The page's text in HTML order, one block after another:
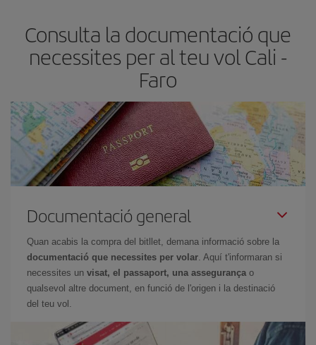
Consulta la documentació que
necessites per al teu vol Cali -
Faro
Documentació general
Quan acabis la compra del bitllet, demana informació sobre la
documentació que necessites per volar. Aquí t'informaran si
necessites un visat, el passaport, una assegurança o
qualsevol altre document, en funció de l'origen i la destinació
del teu vol.